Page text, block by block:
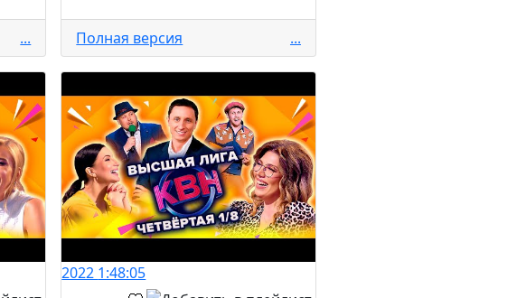
... Полная версия ...
2022 1:48:05